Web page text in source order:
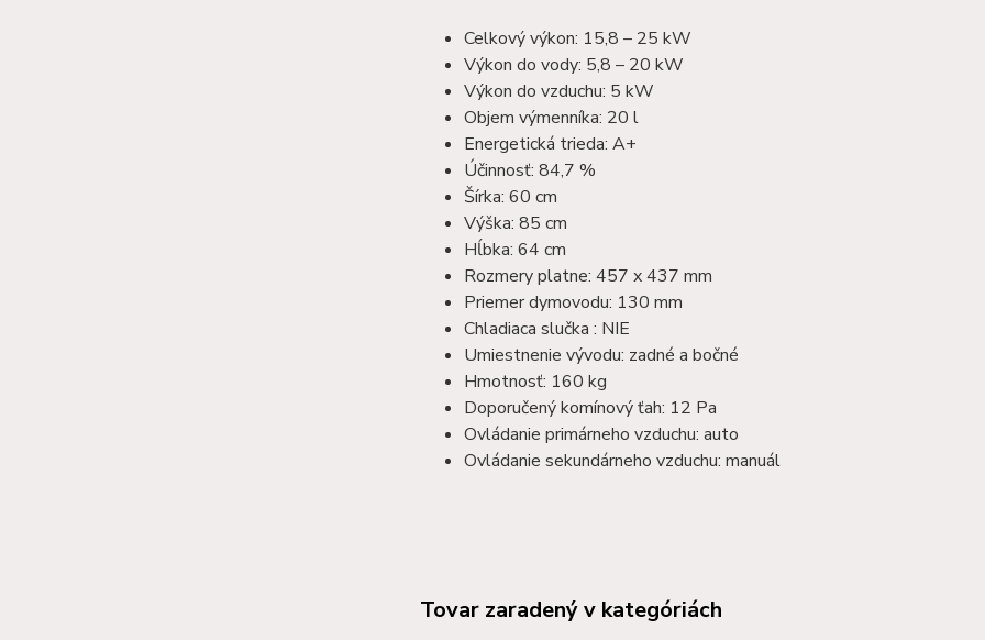
Celkový výkon: 15,8 – 25 kW
Výkon do vody: 5,8 – 20 kW
Výkon do vzduchu: 5 kW
Objem výmenníka: 20 l
Energetická trieda: A+
Účinnosť: 84,7 %
Šírka: 60 cm
Výška: 85 cm
Hĺbka: 64 cm
Rozmery platne: 457 x 437 mm
Priemer dymovodu: 130 mm
Chladiaca slučka : NIE
Umiestnenie vývodu: zadné a bočné
Hmotnosť: 160 kg
Doporučený komínový ťah: 12 Pa
Ovládanie primárneho vzduchu: auto
Ovládanie sekundárneho vzduchu: manuál
Tovar zaradený v kategóriách